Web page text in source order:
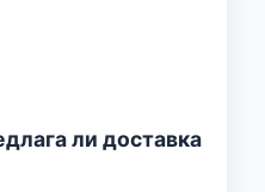
ли доставка